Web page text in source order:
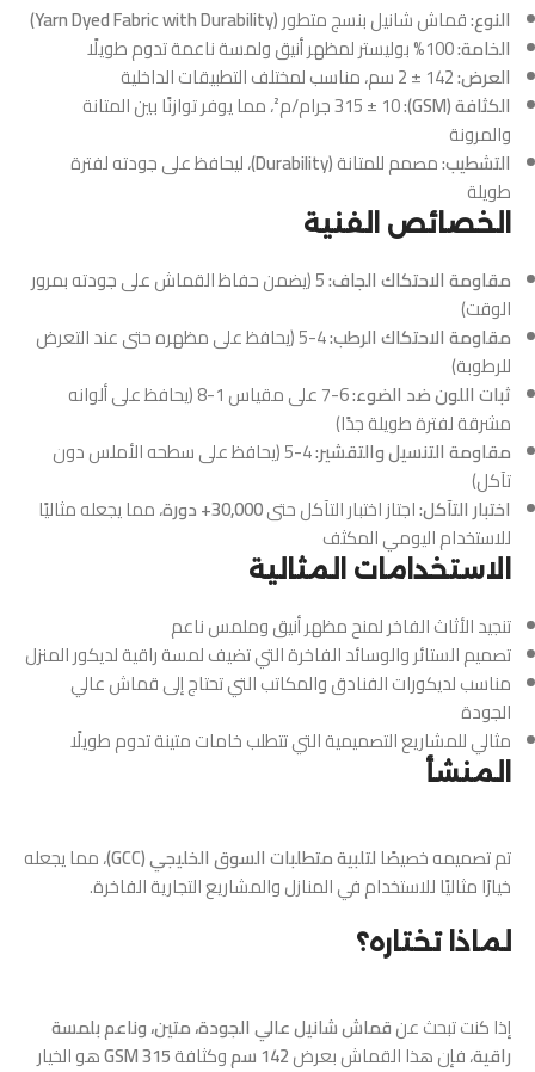
النوع:قماش شانيل بنسج متطور(Yarn Dyed Fabric with Durability)
الخامة:
العرض:
الكثافة (GSM):
315 ± 10 جرام/م²، مما يوفر توازنًا بين المتانة
والمرونة
التشطيب:مصمم للمتانة(Durability)
، ليحافظ على جودته لفترة
طويلة
الخصائص الفنية
مقاومة الاحتكاك الجاف: 5 (يضمن حفاظ القماش على جودته بمرور
الوقت)
مقاومة الاحتكاك الرطب:
4-5 (يحافظ على مظهره حتى عند التعرض
للرطوبة)
ثبات اللون ضد الضوء:
6-7 على مقياس 1-8 (يحافظ على ألوانه
مشرقة لفترة طويلة جدًا)
مقاومة التنسيل والتقشير:
4-5 (يحافظ على سطحه الأملس دون
تآكل)
اختبار التآكل:اجتاز اختبار التآكل حتى30,000+ دورة
، مما يجعله مثاليًا
للاستخدام اليومي المكثف
الاستخدامات المثالية
تنجيد الأثاث الفاخر لمنح مظهر أنيق وملمس ناعم
تصميم الستائر والوسائد الفاخرة التي تضيف لمسة راقية لديكور المنزل
مناسب لديكورات الفنادق والمكاتب التي تحتاج إلى قماش عالي
الجودة
مثالي للمشاريع التصميمية التي تتطلب خامات متينة تدوم طويلًا
المنشأ
تم تصميمه خصيصًالتلبية متطلبات السوق الخليجي (GCC)
، مما يجعله
خيارًا مثاليًا للاستخدام في المنازل والمشاريع التجارية الفاخرة.
لماذا تختاره؟
إذا كنت تبحث عنقماش شانيل عالي الجودة، متين، وناعم بلمسة
راقية، فإن هذا القماش بعرض142 سم وكثافة315 GSM
هو الخيار